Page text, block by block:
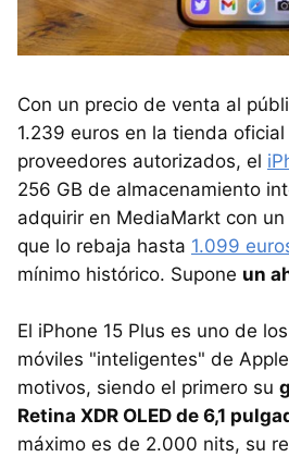
Con un precio de venta al
1.239 euros en la tienda
proveedores autorizados, el
256 GB de almacenamiento
adquirir en MediaMarkt con un
que lo rebaja hasta 1.099
mínimo histórico. Supone un
El iPhone 15 Plus es uno de
móviles "inteligentes" de
motivos, siendo el primero su
Retina XDR OLED de 6,1
máximo es de 2.000 nits, su